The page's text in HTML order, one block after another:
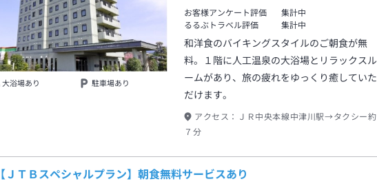
大浴場あり 駐車場あり
お客様アンケート評価
集計中
るるぶトラベル評価
集計中
和洋食のバイキングスタイルのご朝食が無
料。１階に人工温泉の大浴場とリラックスル
ームがあり、旅の疲れをゆっくり癒していた
だけます。
アクセス：
ＪＲ中央本線中津川駅→タクシー約
７分
【ＪＴＢスペシャルプラン】朝食無料サービスあり